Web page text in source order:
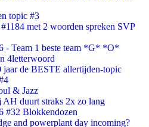
topic #3
met 2 woorden spreken SVP
- Team 1 beste team *G* *O*
4letterwoord
jaar de BESTE allertijden-topic
& Jazz
AH duurt straks 2x zo lang
#32 Blokkendozen
and powerplant day incoming?